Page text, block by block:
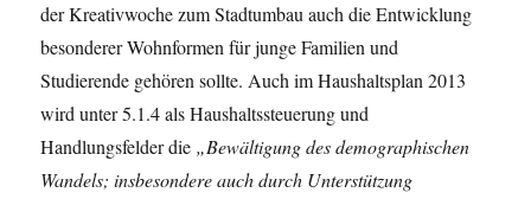
der Kreativwoche zum Stadtumbau auch die Entwicklung
besonderer Wohnformen für junge Familien und
Studierende gehören sollte. Auch im Haushaltsplan 2013
wird unter 5.1.4 als Haushaltssteuerung und
Handlungsfelder die „Bewältigung des demographischen
Wandels; insbesondere auch durch Unterstützung